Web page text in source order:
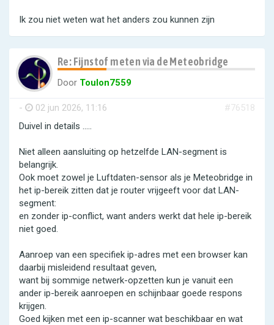
Ik zou niet weten wat het anders zou kunnen zijn
Re: Fijnstof meten via de Meteobridge
Door Toulon7559
- 02 jun 2026, 11:16
#76518
Duivel in details .....
Niet alleen aansluiting op hetzelfde LAN-segment is
belangrijk.
Ook moet zowel je Luftdaten-sensor als je Meteobridge in
het ip-bereik zitten dat je router vrijgeeft voor dat LAN-
segment:
en zonder ip-conflict, want anders werkt dat hele ip-bereik
niet goed.
Aanroep van een specifiek ip-adres met een browser kan
daarbij misleidend resultaat geven,
want bij sommige netwerk-opzetten kun je vanuit een
ander ip-bereik aanroepen en schijnbaar goede respons
krijgen.
Goed kijken met een ip-scanner wat beschikbaar en wat